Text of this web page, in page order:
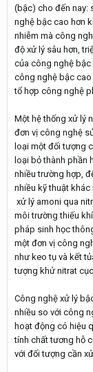
(bậc) cho đến nay:
nghệ bậc cao hơn
nhiễm mà công
độ xử lý sâu hơn,
của công nghệ
công nghệ bậc
tổ hợp công nghệ
Một hệ thống xử lý
đơn vị công nghệ
loại một đối tượng
loại bỏ thành phần
nhiều trường hợp,
nhiều kỹ thuật
xử lý amoni qua
môi trường thiếu
pháp sinh học
một đơn vị công
như keo tụ và kết
tượng khử nitrat
Công nghệ xử lý
nhiều so với công
hoạt động có hiệu
tính chất tương hỗ
với đối tượng cần